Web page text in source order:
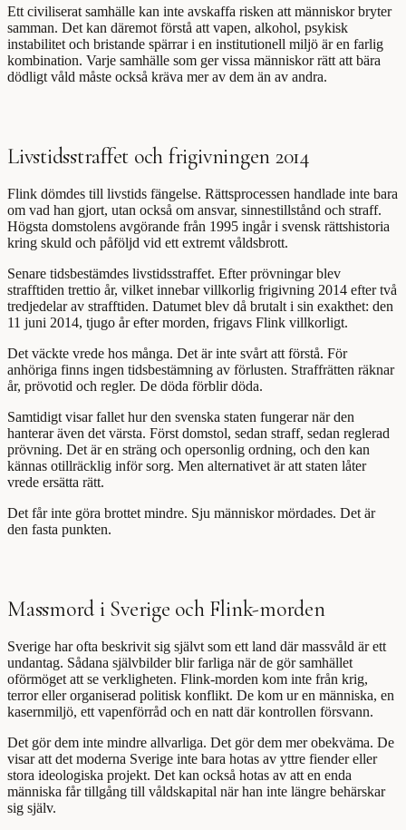
Ett civiliserat samhälle kan inte avskaffa risken att människor bryter
samman. Det kan däremot förstå att vapen, alkohol, psykisk
instabilitet och bristande spärrar i en institutionell miljö är en farlig
kombination. Varje samhälle som ger vissa människor rätt att bära
dödligt våld måste också kräva mer av dem än av andra.
Livstidsstraffet och frigivningen 2014
Flink dömdes till livstids fängelse. Rättsprocessen handlade inte bara
om vad han gjort, utan också om ansvar, sinnestillstånd och straff.
Högsta domstolens avgörande från 1995 ingår i svensk rättshistoria
kring skuld och påföljd vid ett extremt våldsbrott.
Senare tidsbestämdes livstidsstraffet. Efter prövningar blev
strafftiden trettio år, vilket innebar villkorlig frigivning 2014 efter två
tredjedelar av strafftiden. Datumet blev då brutalt i sin exakthet: den
11 juni 2014, tjugo år efter morden, frigavs Flink villkorligt.
Det väckte vrede hos många. Det är inte svårt att förstå. För
anhöriga finns ingen tidsbestämning av förlusten. Straffrätten räknar
år, prövotid och regler. De döda förblir döda.
Samtidigt visar fallet hur den svenska staten fungerar när den
hanterar även det värsta. Först domstol, sedan straff, sedan reglerad
prövning. Det är en sträng och opersonlig ordning, och den kan
kännas otillräcklig inför sorg. Men alternativet är att staten låter
vrede ersätta rätt.
Det får inte göra brottet mindre. Sju människor mördades. Det är
den fasta punkten.
Massmord i Sverige och Flink-morden
Sverige har ofta beskrivit sig självt som ett land där massvåld är ett
undantag. Sådana självbilder blir farliga när de gör samhället
oförmöget att se verkligheten. Flink-morden kom inte från krig,
terror eller organiserad politisk konflikt. De kom ur en människa, en
kasernmiljö, ett vapenförråd och en natt där kontrollen försvann.
Det gör dem inte mindre allvarliga. Det gör dem mer obekväma. De
visar att det moderna Sverige inte bara hotas av yttre fiender eller
stora ideologiska projekt. Det kan också hotas av att en enda
människa får tillgång till våldskapital när han inte längre behärskar
sig själv.